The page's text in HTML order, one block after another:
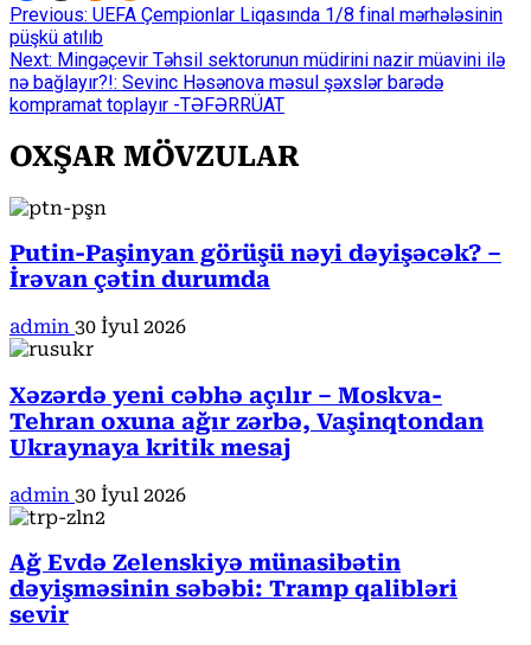
Continue
Reading
Previous: UEFA Çempionlar Liqasında 1/8 final mərhələsinin
püşkü atılıb
Next: Mingəçevir Təhsil sektorunun müdirini nazir müavini ilə
nə bağlayır?!: Sevinc Həsənova məsul şəxslər barədə
kompramat toplayır -TƏFƏRRÜAT
OXŞAR MÖVZULAR
Putin-Paşinyan görüşü nəyi dəyişəcək? –
İrəvan çətin durumda
admin 30 İyul 2026
Xəzərdə yeni cəbhə açılır – Moskva-
Tehran oxuna ağır zərbə, Vaşinqtondan
Ukraynaya kritik mesaj
admin 30 İyul 2026
Ağ Evdə Zelenskiyə münasibətin
dəyişməsinin səbəbi: Tramp qalibləri
sevir